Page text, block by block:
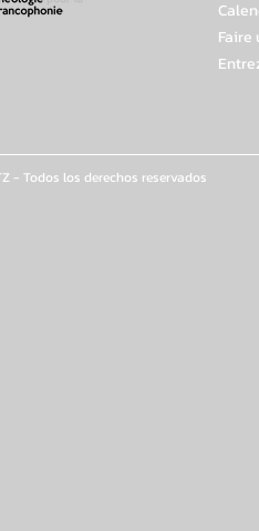
Faire
- Todos los derechos reservados